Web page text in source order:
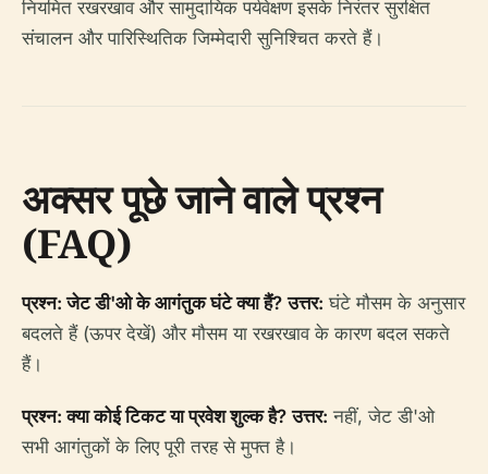
नियमित रखरखाव और सामुदायिक पर्यवेक्षण इसके निरंतर सुरक्षित
संचालन और पारिस्थितिक जिम्मेदारी सुनिश्चित करते हैं।
अक्सर पूछे जाने वाले प्रश्न
(FAQ)
प्रश्न: जेट डी'ओ के आगंतुक घंटे क्या हैं? उत्तर: घंटे मौसम के अनुसार
बदलते हैं (ऊपर देखें) और मौसम या रखरखाव के कारण बदल सकते
हैं।
प्रश्न: क्या कोई टिकट या प्रवेश शुल्क है? उत्तर: नहीं, जेट डी'ओ
सभी आगंतुकों के लिए पूरी तरह से मुफ्त है।